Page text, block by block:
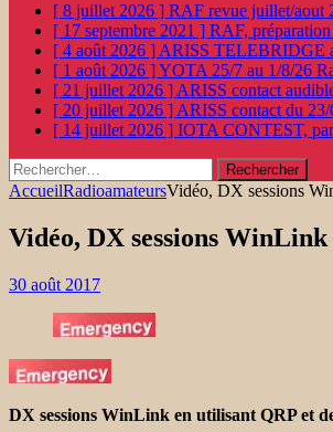
[ 8 juillet 2026 ] RAF revue juillet/aout
[ 17 septembre 2021 ] RAF,
[ 4 août 2026 ] ARISS TELEBRIDGE
[ 1 août 2026 ]YOTA 25/7 au 1/8/26
[ 21 juillet 2026 ] ARISS contact
[ 20 juillet 2026 ] ARISS contact du
[ 14 juillet 2026 ] IOTA CONTEST,
Rechercher :
AccueilRadioamateursVidéo, DX sessions
Vidéo, DX sessions
30 août 2017
DX sessions WinLink en utilisant QRP et